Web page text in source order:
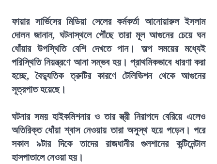
ফায়ার সার্ভিসের মিডিয়া সেলের কর্মকর্তা আনোয়ারুল ইসলাম
দোলন জানান, ঘটনাস্থলে পৌঁছে তারা মূল আগুনের চেয়ে ঘন
ধোঁয়ার উপস্থিতি বেশি দেখতে পান। অল্প সময়ের মধ্যেই
পরিস্থিতি নিয়ন্ত্রণে আনা সম্ভব হয়। প্রাথমিকভাবে ধারণা করা
হচ্ছে, বৈদ্যুতিক ত্রুটির কারণে টেলিভিশন থেকে আগুনের
সূত্রপাত হয়েছে।
ঘটনার সময় হাইকমিশনার ও তার স্ত্রী নিরাপদে বেরিয়ে এলেও
অতিরিক্ত ধোঁয়া শ্বাস নেওয়ায় তারা অসুস্থ হয়ে পড়েন। পরে
সকাল ৯টার দিকে তাদের রাজধানীর গুলশানের কন্টিনেন্টাল
হাসপাতালে নেওয়া হয়।